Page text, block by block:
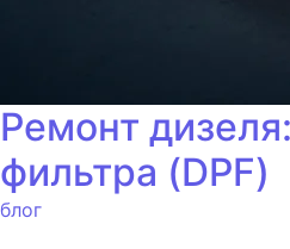
Ремонт
фильтра (DPF)
блог